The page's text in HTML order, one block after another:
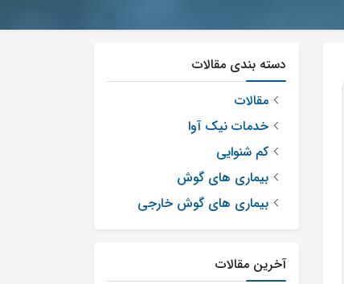
دسته بندی مقالات
مقالات
خدمات نیک آوا
کم شنوایی
بیماری های گوش
بیماری های گوش خارجی
آخرین مقالات